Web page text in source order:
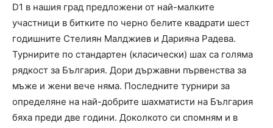
D1 в нашия град предложени от най-малките
участници в битките по черно белите квадрати шест
годишните Стелиян Малджиев и Дарияна Радева.
Турнирите по стандартен (класически) шах са голяма
рядкост за България. Дори държавни първенства за
мъже и жени вече няма. Последните турнири за
определяне на най-добрите шахматисти на България
бяха преди две години. Доколкото си спомням и в